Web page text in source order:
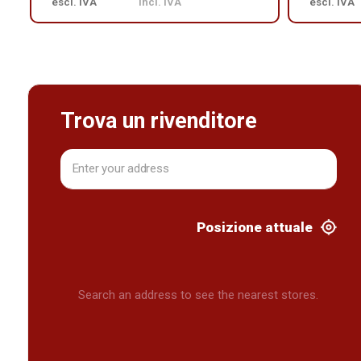
Trova un rivenditore
Posizione attuale
Search an address to see the nearest stores.